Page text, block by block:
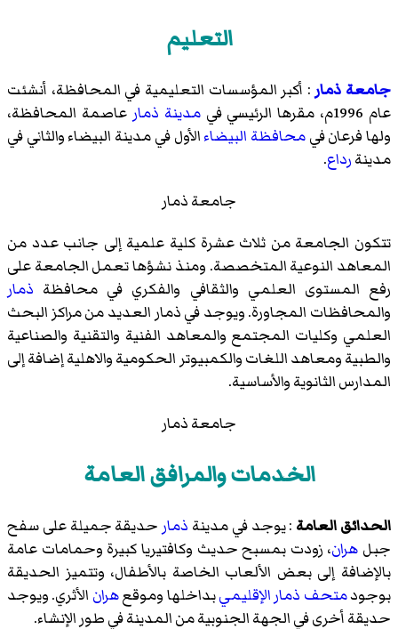
التعليم
جامعة ذمار : أكبر المؤسسات التعليمية في المحافظة، أنشئت
عام 1996م، مقرها الرئيسي في
مدينة ذمار عاصمة المحافظة،
ولها فرعان فيمحافظة البيضاءالأول فيمدينة البيضاءوالثاني في
مدينةرداع.
جامعة ذمار
تتكون الجامعة من ثلاث عشرة كلية علمية إلى جانب عدد من
المعاهد النوعية المتخصصة. ومنذ نشؤها تعمل الجامعة على
رفع المستوى العلمي والثقافي والفكري في محافظة ذمار
والمحافظات المجاورة. ويوجد في ذمار العديد من مراكز البحث
العلمي وكليات المجتمع والمعاهد الفنية والتقنية والصناعية
والطبية ومعاهد اللغات والكمبيوتر الحكومية والاهلية إضافة إلى
المدارس الثانوية والأساسية.
جامعة ذمار
الخدمات والمرافق العامة
الحدائق العامة : يوجد في مدينة ذمار حديقة جميلة على سفح
جبل هران، زودت بمسبح حديث وكافتيريا كبيرة وحمامات عامة
بالإضافة إلى بعض الألعاب الخاصة بالأطفال، وتتميز الحديقة
بوجودمتحف ذمار الإقليميبداخلها وموقعهران الأثري. ويوجد
حديقة أخرى في الجهة الجنوبية من المدينة في طور الإنشاء.